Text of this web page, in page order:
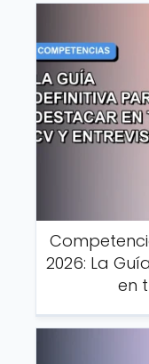
2026: La
en